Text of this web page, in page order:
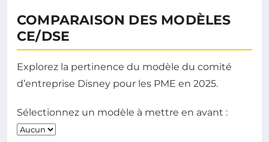
COMPARAISON DES MODÈLES
CE/DSE
Explorez la pertinence du modèle du comité
d’entreprise Disney pour les PME en 2025.
Sélectionnez un modèle à mettre en avant :